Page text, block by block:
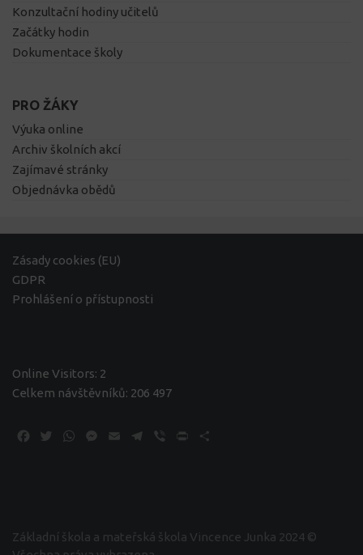
Konzultační hodiny učitelů
Začátky hodin
Dokumentace školy
PRO ŽÁKY
Výuka online
Archiv školních akcí
Zajímavé stránky
Objednávka obědů
Zásady cookies (EU)
GDPR
Prohlášení o přístupnosti
Online Visitors: 2
Celkem návštěvníků: 206 497
Facebook
TwitterWhatsApp
Messenger
Email Telegram
Viber Print
Základní škola a mateřská škola Vincence Junka 2024 ©